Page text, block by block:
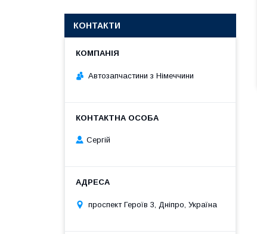
КОНТАКТИ
Автозапчастини з Німеччини
Сергій
проспект Героїв 3, Дніпро, Україна